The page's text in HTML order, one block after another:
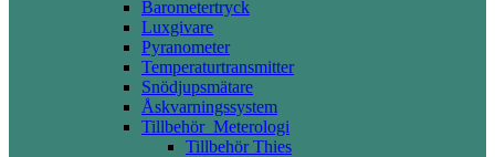
Barometertryck
Luxgivare
Pyranometer
Temperaturtransmitter
Snödjupsmätare
Åskvarningssystem
Tillbehör_Meterologi
Tillbehör Thies